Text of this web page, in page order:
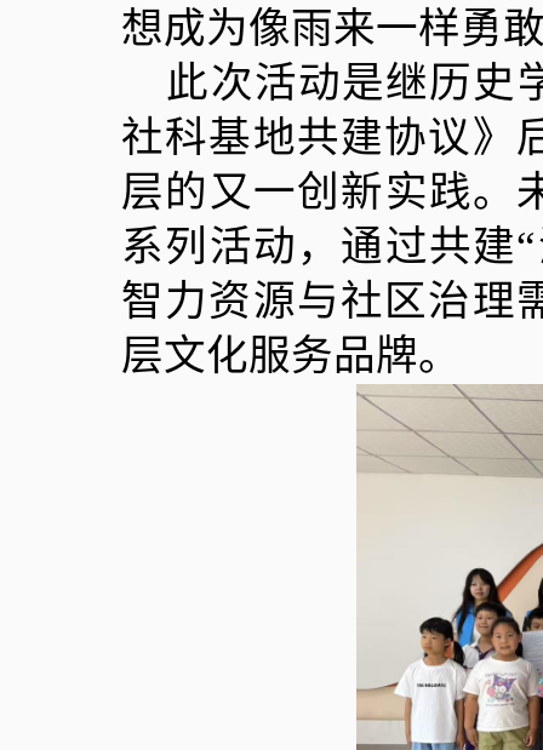
想成为像雨来一样勇
此次活动是继历史
社科基地共建协议》
层的又一创新实践。
系列活动，通过共建
智力资源与社区治理
层文化服务品牌。